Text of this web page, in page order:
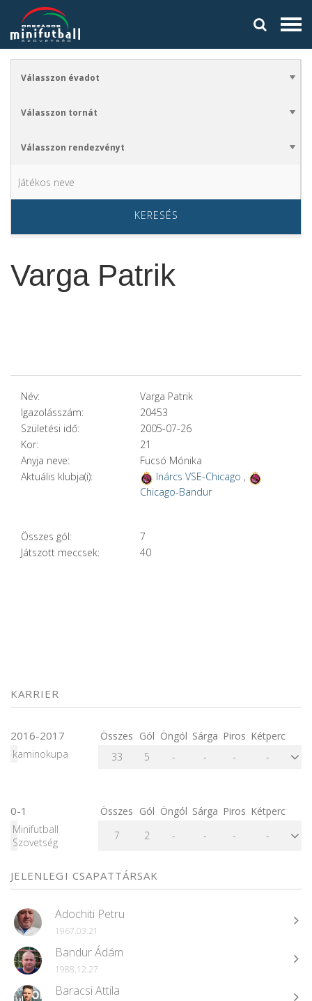
KERESÉS
Varga Patrik
Név:
Varga Patrik
Igazolásszám:
20453
Születési idő:
2005-07-26
Kor:
21
Anyja neve:
Fucsó Mónika
Aktuális klubja(i):
Inárcs VSE-Chicago ,
Chicago-Bandur
Összes gól:
7
Játszott meccsek:
40
KARRIER
2016-2017 Összes Gól Öngól Sárga Piros Kétperc
kaminokupa
33 5 - - - -
0-1 Összes Gól Öngól Sárga Piros Kétperc
Minifutball
Szövetség
7 2 - - - -
JELENLEGI CSAPATTÁRSAK
Adochiti Petru
1967.03.21
Bandur Ádám
1988.12.27
Baracsi Attila